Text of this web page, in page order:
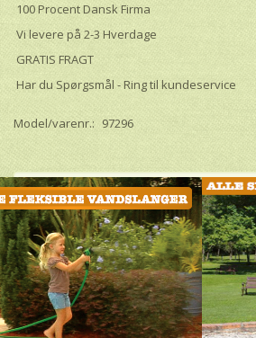
100 Procent Dansk Firma
Vi levere på 2-3 Hverdage
GRATIS FRAGT
Har du Spørgsmål - Ring til kundeservice
Model/varenr.: 97296